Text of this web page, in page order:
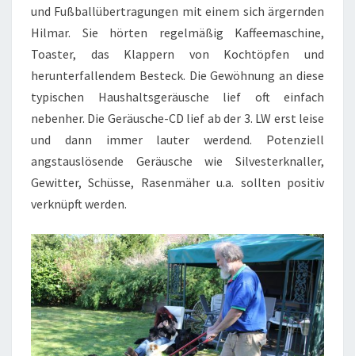
und Fußballübertragungen mit einem sich ärgernden
Hilmar. Sie hörten regelmäßig Kaffeemaschine,
Toaster, das Klappern von Kochtöpfen und
herunterfallendem Besteck. Die Gewöhnung an diese
typischen Haushaltsgeräusche lief oft einfach
nebenher. Die Geräusche-CD lief ab der 3. LW erst leise
und dann immer lauter werdend. Potenziell
angstauslösende Geräusche wie Silvesterknaller,
Gewitter, Schüsse, Rasenmäher u.a. sollten positiv
verknüpft werden.